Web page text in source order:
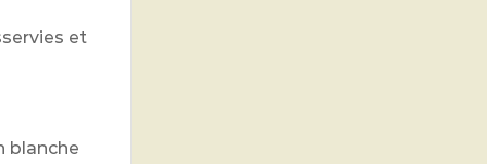
et
blanche